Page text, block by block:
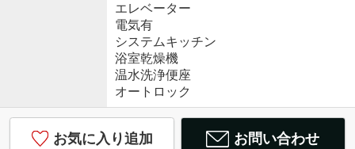
エレベーター
電気有
システムキッチン
浴室乾燥機
温水洗浄便座
オートロック
お気に入り追加 お問い合わせ